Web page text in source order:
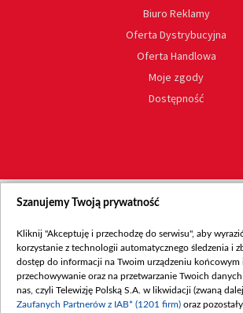
Biuro Reklamy
Oferta Dystrybucyjna
Oferta Handlowa
Moje zgody
Dostępność
Szanujemy Twoją prywatność
Kliknij "Akceptuję i przechodzę do serwisu", aby
korzystanie z technologii automatycznego śledzenia i
dostęp do informacji na Twoim urządzeniu końcowym
przechowywanie oraz na przetwarzanie Twoich
nas, czyli Telewizję Polską S.A. w likwidacji (zwaną dalej
Zaufanych Partnerów z IAB* (1201 firm) oraz